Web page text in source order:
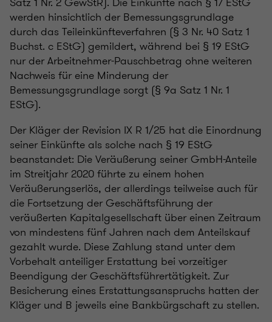
werden hinsichtlich der Bemessungsgrundlage
durch das Teileinkünfteverfahren (§ 3 Nr. 40 Satz 1
Buchst. c EStG) gemildert, während bei § 19 EStG
nur der Arbeitnehmer-Pauschbetrag ohne weiteren
Nachweis für eine Minderung der
Bemessungsgrundlage sorgt (§ 9a Satz 1 Nr. 1
EStG).
Der Kläger der Revision IX R 1/25 hat die Einordnung
seiner Einkünfte als solche nach § 19 EStG
beanstandet: Die Veräußerung seiner GmbH-Anteile
im Streitjahr 2020 führte zu einem hohen
Veräußerungserlös, der allerdings teilweise auch für
die Fortsetzung der Geschäftsführung der
veräußerten Kapitalgesellschaft über einen Zeitraum
von mindestens fünf Jahren nach dem Anteilskauf
gezahlt wurde. Diese Zahlung stand unter dem
Vorbehalt anteiliger Erstattung bei vorzeitiger
Beendigung der Geschäftsführertätigkeit. Zur
Besicherung eines Erstattungsanspruchs hatten der
Kläger und B jeweils eine Bankbürgschaft zu stellen.